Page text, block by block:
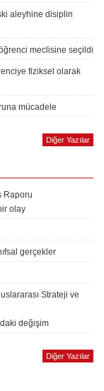
aleyhine disiplin
meclisine seçildi
fiziksel olarak
mücadele
Diğer Yazılar
Raporu
olay
gerçekler
Strateji ve
değişim
Diğer Yazılar